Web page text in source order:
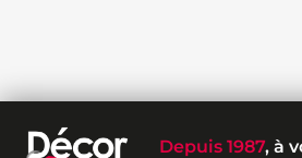
Depuis 1987, à